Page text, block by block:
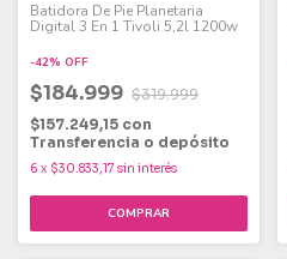
Batidora De Pie Planetaria
Digital 3 En 1 Tivoli 5,2l 1200w
-42% OFF
$184.999 $319.999
$157.249,15 con
Transferencia o depósito
6 x $30.833,17 sin interés